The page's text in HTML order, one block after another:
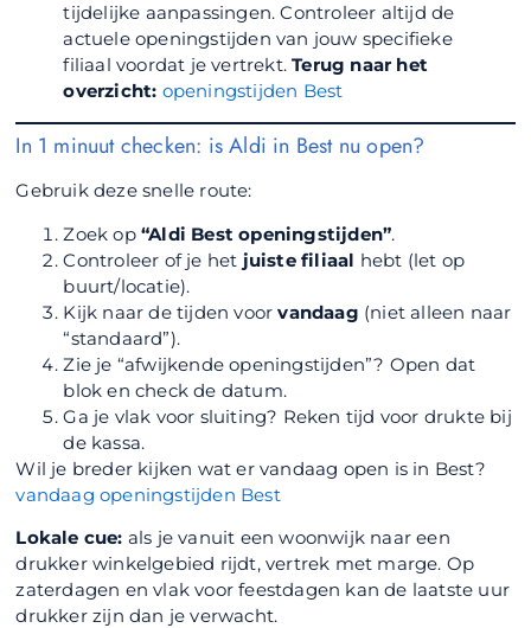
tijdelijke aanpassingen. Controleer altijd de
actuele openingstijden van jouw specifieke
filiaal voordat je vertrekt.Terug naar het
overzicht: openingstijden Best
In 1 minuut checken: is Aldi in Best nu open?
Gebruik deze snelle route:
Zoek op“Aldi Best openingstijden”.
Controleer of je het juiste filiaal hebt (let op
buurt/locatie).
Kijk naar de tijden voorvandaag (niet alleen naar
“standaard”).
Zie je “afwijkende openingstijden”? Open dat
blok en check de datum.
Ga je vlak voor sluiting? Reken tijd voor drukte bij
de kassa.
Wil je breder kijken wat er vandaag open is in Best?
vandaag openingstijden Best
Lokale cue: als je vanuit een woonwijk naar een
drukker winkelgebied rijdt, vertrek met marge. Op
zaterdagen en vlak voor feestdagen kan de laatste uur
drukker zijn dan je verwacht.